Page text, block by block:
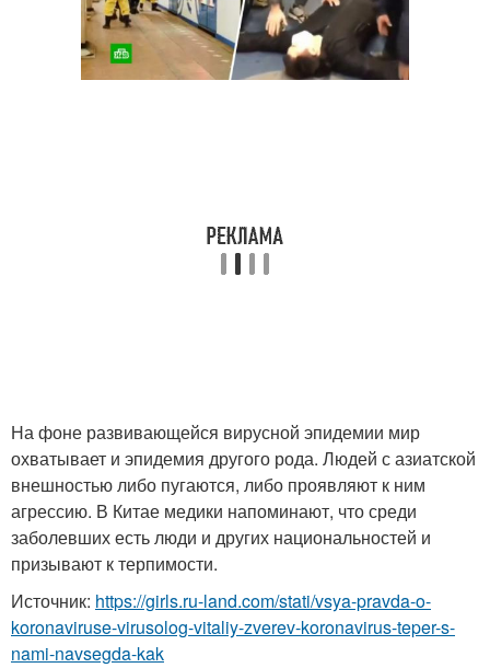
На фоне развивающейся вирусной эпидемии мир
охватывает и эпидемия другого рода. Людей с азиатской
внешностью либо пугаются, либо проявляют к ним
агрессию. В Китае медики напоминают, что среди
заболевших есть люди и других национальностей и
призывают к терпимости.
Источник: https://girls.ru-land.com/stati/vsya-pravda-o-
koronaviruse-virusolog-vitaliy-zverev-koronavirus-teper-s-
nami-navsegda-kak